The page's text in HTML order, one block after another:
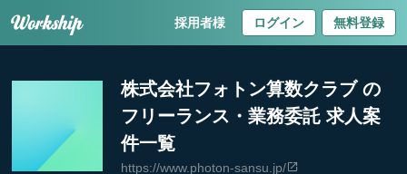
採用者様 ログイン 無料登録
株式会社フォトン算数クラブ の
フリーランス・業務委託 求人案
件一覧
https://www.photon-sansu.jp/